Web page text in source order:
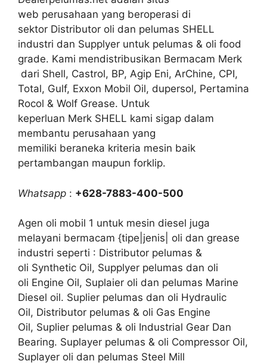
web perusahaan yang beroperasi di
sektor Distributor oli dan pelumas SHELL
industri dan Supplyer untuk pelumas & oli food
grade. Kami mendistribusikan Bermacam Merk
dari Shell, Castrol, BP, Agip Eni, ArChine, CPI,
Total, Gulf, Exxon Mobil Oil, dupersol, Pertamina
Rocol & Wolf Grease. Untuk
keperluan Merk SHELL kami sigap dalam
membantu perusahaan yang
memiliki beraneka kriteria mesin baik
pertambangan maupun forklip.
Whatsapp : +628-7883-400-500
Agen oli mobil 1 untuk mesin diesel juga
melayani bermacam {tipe|jenis| oli dan grease
industri seperti : Distributor pelumas &
oli Synthetic Oil, Supplyer pelumas dan oli
oli Engine Oil, Suplaier oli dan pelumas Marine
Diesel oil. Suplier pelumas dan oli Hydraulic
Oil, Distributor pelumas & oli Gas Engine
Oil, Suplier pelumas & oli Industrial Gear Dan
Bearing. Suplayer pelumas & oli Compressor Oil,
Suplayer oli dan pelumas Steel Mill